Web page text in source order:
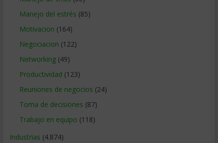
Manejo del estrés (85)
Motivacion (164)
Negociacion (122)
Networking(49)
Productividad (123)
Reuniones de negocios (24)
Toma de decisiones (87)
Trabajo en equipo (118)
Industrias (4.874)